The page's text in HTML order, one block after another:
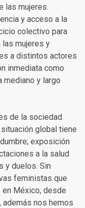
las mujeres.
y acceso a la
colectivo para
mujeres y
a distintos actores
inmediata como
mediano y largo
de la sociedad
global tiene
exposición
a la salud
y duelos. Sin
feministas que
México, desde
nos hemos